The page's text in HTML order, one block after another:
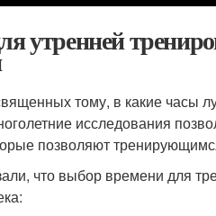
утренней
тому, в какие часы
исследования
позволяют
что выбор времени для